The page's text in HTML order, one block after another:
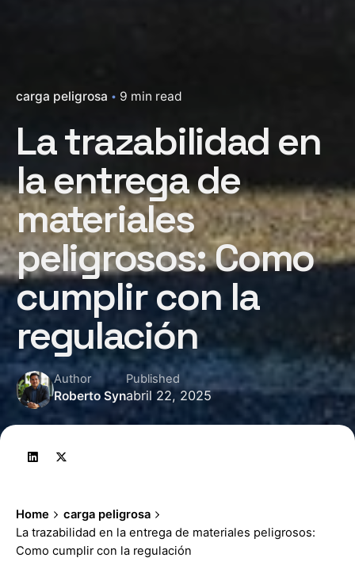
carga peligrosa 9 min read
La trazabilidad en
la entrega de
materiales
peligrosos: Como
cumplir con la
regulación
Author
Roberto Syn
Published
abril 22, 2025
Home
carga peligrosa
La trazabilidad en la entrega de materiales peligrosos:
Como cumplir con la regulación